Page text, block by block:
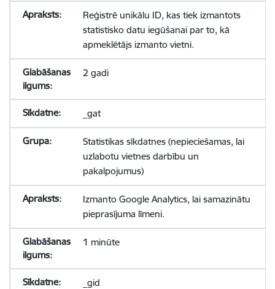
Reģistrē unikālu ID, kas tiek izmantots
statistisko datu iegūšanai par to, kā
apmeklētājs izmanto vietni.
2 gadi
_gat
Statistikas sīkdatnes (nepieciešamas, lai
uzlabotu vietnes darbību un
pakalpojumus)
Izmanto Google Analytics, lai samazinātu
pieprasījuma līmeni.
1 minūte
_gid